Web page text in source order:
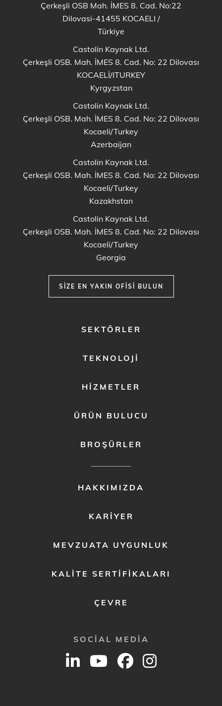
Çerkeşli OSB Mah. İMES 8. Cad. No:22
Dilovasi-41455 KOCAELI /
Türkiye
Castolin Kaynak Ltd.
Çerkeşli OSB. Mah. İMES 8. Cad. No: 22 Dilovası
KOCAELİ/ITURKEY
Kyrgyzstan
Castolin Kaynak Ltd.
Çerkeşli OSB. Mah. İMES 8. Cad. No: 22 Dilovası
Kocaeli/Turkey
Azerbaijan
Castolin Kaynak Ltd.
Çerkeşli OSB. Mah. İMES 8. Cad. No: 22 Dilovası
Kocaeli/Turkey
Kazakhstan
Castolin Kaynak Ltd.
Çerkeşli OSB. Mah. İMES 8. Cad. No: 22 Dilovası
Kocaeli/Turkey
Georgia
SIZE EN YAKIN OFISI BULUN
SEKTÖRLER
TEKNOLOJI
HIZMETLER
ÜRÜN BULUCU
BROŞÜRLER
HAKKIMIZDA
KARIYER
MEVZUATA UYGUNLUK
KALITE SERTIFIKALARI
ÇEVRE
SOCIAL MEDIA